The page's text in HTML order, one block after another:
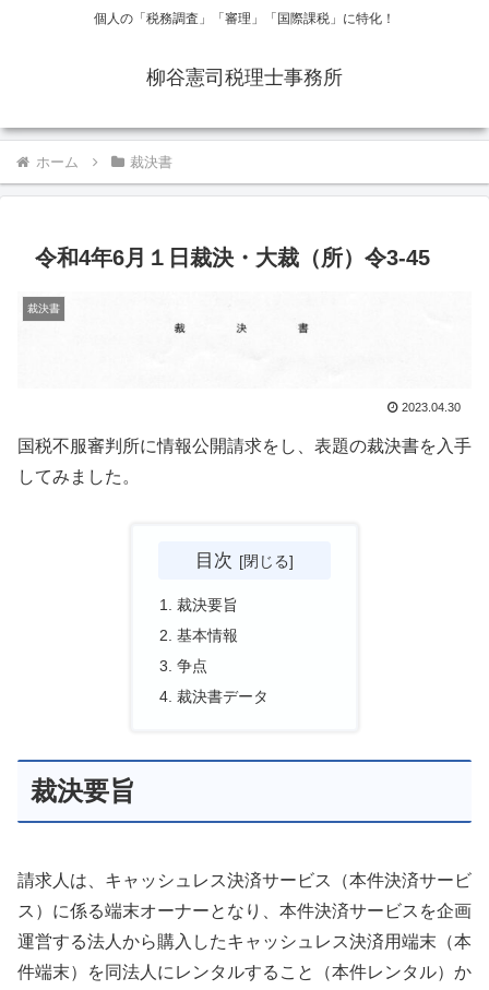
個人の「税務調査」「審理」「国際課税」に特化！
柳谷憲司税理士事務所
ホーム 裁決書
令和4年6月１日裁決・大裁（所）令3-45
裁決書
2023.04.30
国税不服審判所に情報公開請求をし、表題の裁決書を入手
してみました。
目次
裁決要旨
基本情報
争点
裁決書データ
裁決要旨
請求人は、キャッシュレス決済サービス（本件決済サービ
ス）に係る端末オーナーとなり、本件決済サービスを企画
運営する法人から購入したキャッシュレス決済用端末（本
件端末）を同法人にレンタルすること（本件レンタル）か